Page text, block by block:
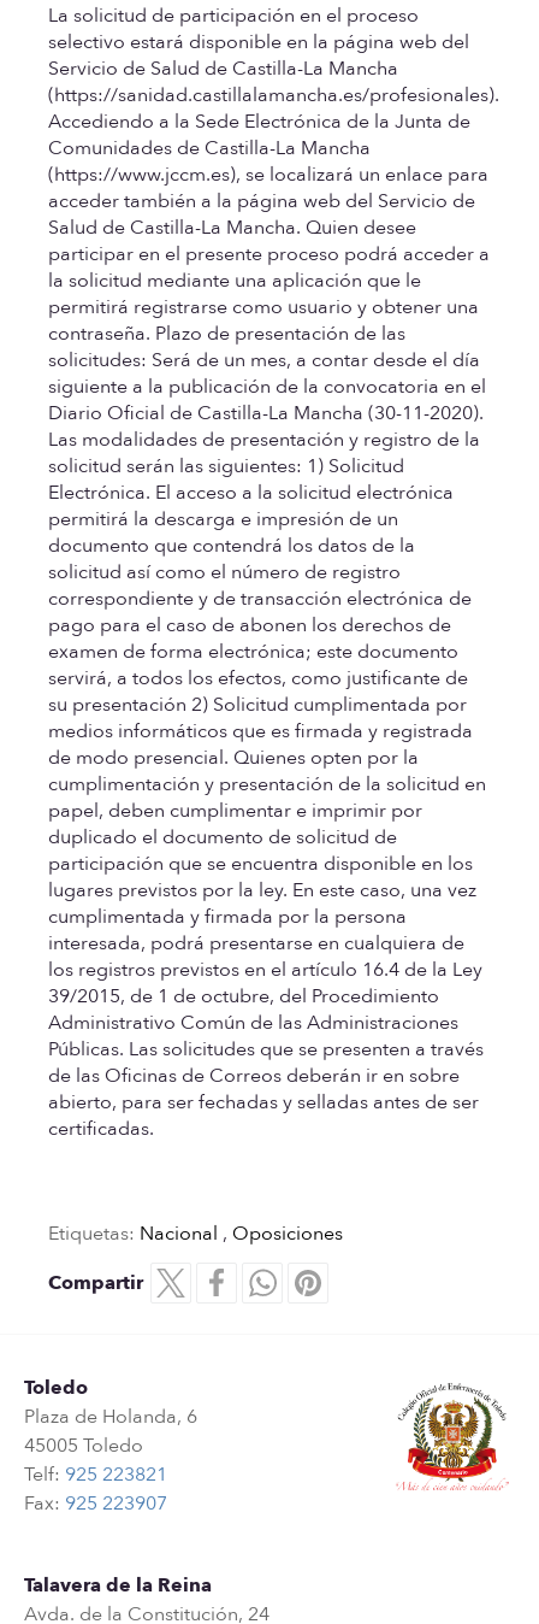
La solicitud de participación en el proceso
selectivo estará disponible en la página web del
Servicio de Salud de Castilla-La Mancha
(https://sanidad.castillalamancha.es/profesionales).
Accediendo a la Sede Electrónica de la Junta de
Comunidades de Castilla-La Mancha
(https://www.jccm.es), se localizará un enlace para
acceder también a la página web del Servicio de
Salud de Castilla-La Mancha. Quien desee
participar en el presente proceso podrá acceder a
la solicitud mediante una aplicación que le
permitirá registrarse como usuario y obtener una
contraseña. Plazo de presentación de las
solicitudes: Será de un mes, a contar desde el día
siguiente a la publicación de la convocatoria en el
Diario Oficial de Castilla-La Mancha (30-11-2020).
Las modalidades de presentación y registro de la
solicitud serán las siguientes: 1) Solicitud
Electrónica. El acceso a la solicitud electrónica
permitirá la descarga e impresión de un
documento que contendrá los datos de la
solicitud así como el número de registro
correspondiente y de transacción electrónica de
pago para el caso de abonen los derechos de
examen de forma electrónica; este documento
servirá, a todos los efectos, como justificante de
su presentación 2) Solicitud cumplimentada por
medios informáticos que es firmada y registrada
de modo presencial. Quienes opten por la
cumplimentación y presentación de la solicitud en
papel, deben cumplimentar e imprimir por
duplicado el documento de solicitud de
participación que se encuentra disponible en los
lugares previstos por la ley. En este caso, una vez
cumplimentada y firmada por la persona
interesada, podrá presentarse en cualquiera de
los registros previstos en el artículo 16.4 de la Ley
39/2015, de 1 de octubre, del Procedimiento
Administrativo Común de las Administraciones
Públicas. Las solicitudes que se presenten a través
de las Oficinas de Correos deberán ir en sobre
abierto, para ser fechadas y selladas antes de ser
certificadas.
Etiquetas: Nacional , Oposiciones
Compartir
Toledo
Plaza de Holanda, 6
45005 Toledo
Telf: 925 223821
Fax: 925 223907
Talavera de la Reina
Avda. de la Constitución, 24